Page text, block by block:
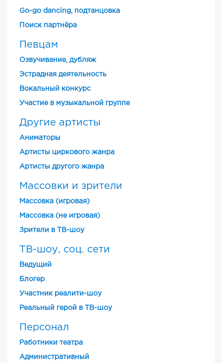
Go-go dancing, подтанцовка
Поиск партнёра
Певцам
Озвучивание, дубляж
Эстрадная деятельность
Вокальный конкурс
Участие в музыкальной группе
Другие артисты
Аниматоры
Артисты циркового жанра
Артисты другого жанра
Массовки и зрители
Массовка (игровая)
Массовка (не игровая)
Зрители в ТВ-шоу
ТВ-шоу, соц. сети
Ведущий
Блогер
Участник реалити-шоу
Реальный герой в ТВ-шоу
Персонал
Работники театра
Административный